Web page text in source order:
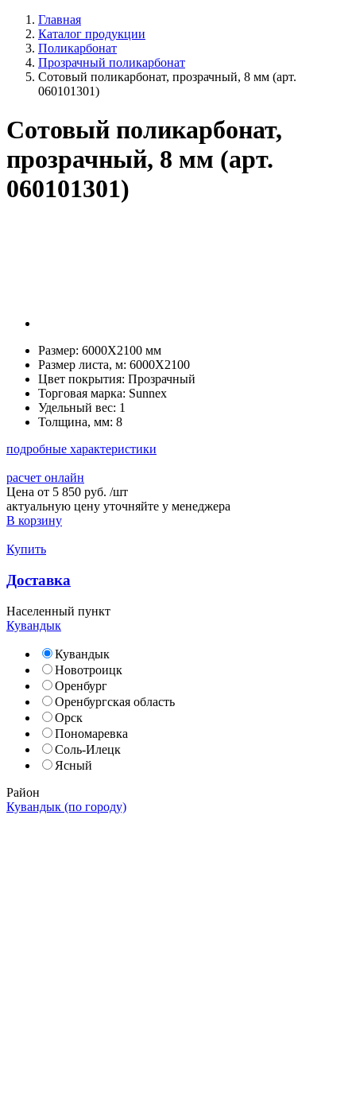
Главная
Каталог продукции
Поликарбонат
Прозрачный поликарбонат
Сотовый поликарбонат, прозрачный, 8 мм (арт.
060101301)
Сотовый поликарбонат,
прозрачный, 8 мм (арт.
060101301)
Размер: 6000Х2100 мм
Размер листа, м: 6000Х2100
Цвет покрытия: Прозрачный
Торговая марка: Sunnex
Удельный вес: 1
Толщина, мм: 8
подробные характеристики
расчет онлайн
Цена от 5 850 руб. /шт
актуальную цену уточняйте у менеджера
В корзину
Купить
Доставка
Населенный пункт
Кувандык
Кувандык
Новотроицк
Оренбург
Оренбургская область
Орск
Пономаревка
Соль-Илецк
Ясный
Район
Кувандык (по городу)